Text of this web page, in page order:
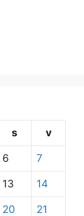
s v
6 7
13 14
20 21